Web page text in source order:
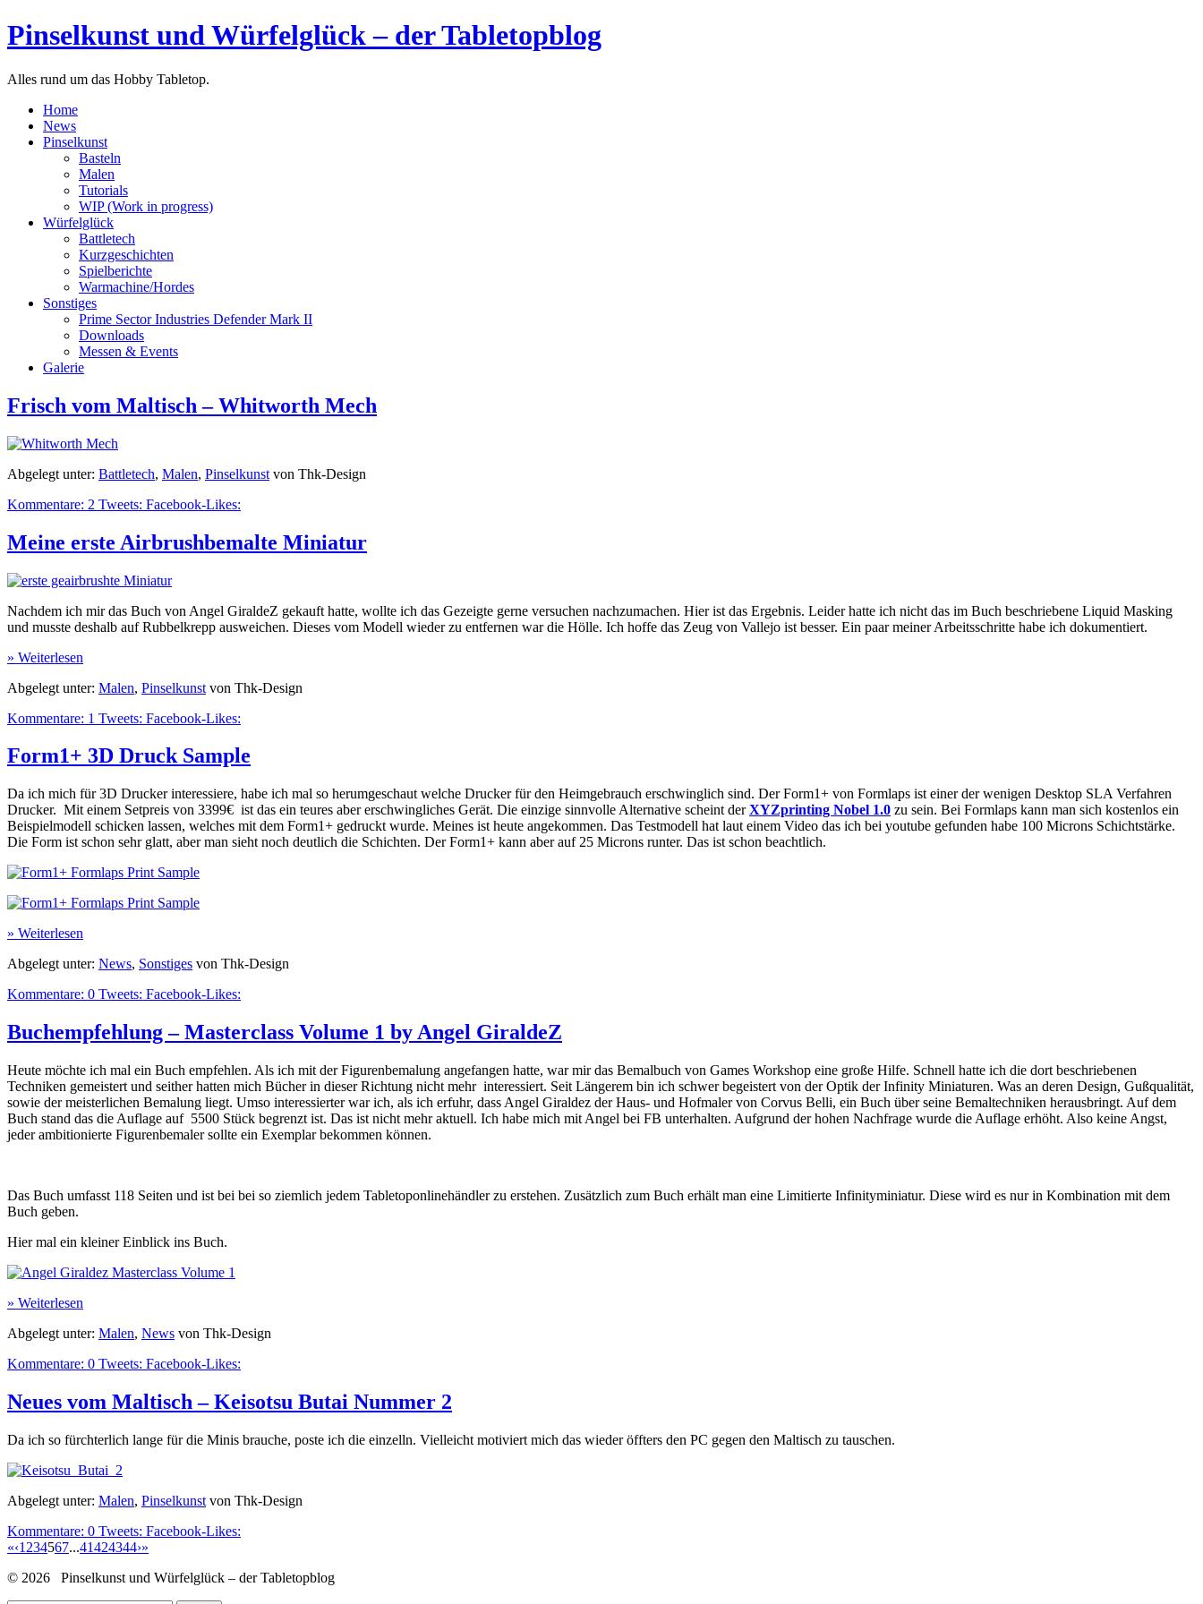
Pinselkunst und Würfelglück – der Tabletopblog
Alles rund um das Hobby Tabletop.
Home
News
Pinselkunst
Basteln
Malen
Tutorials
WIP (Work in progress)
Würfelglück
Battletech
Kurzgeschichten
Spielberichte
Warmachine/Hordes
Sonstiges
Prime Sector Industries Defender Mark II
Downloads
Messen & Events
Galerie
Frisch vom Maltisch – Whitworth Mech
Abgelegt unter: Battletech, Malen, Pinselkunst von Thk-Design
Kommentare: 2 Tweets: Facebook-Likes:
Meine erste Airbrushbemalte Miniatur
Nachdem ich mir das Buch von Angel GiraldeZ gekauft hatte, wollte ich das Gezeigte gerne versuchen nachzumachen. Hier ist das Ergebnis. Leider hatte ich nicht das im Buch beschriebene Liquid Masking
und musste deshalb auf Rubbelkrepp ausweichen. Dieses vom Modell wieder zu entfernen war die Hölle. Ich hoffe das Zeug von Vallejo ist besser. Ein paar meiner Arbeitsschritte habe ich dokumentiert.
» Weiterlesen
Abgelegt unter: Malen, Pinselkunst von Thk-Design
Kommentare: 1 Tweets: Facebook-Likes:
Form1+ 3D Druck Sample
Da ich mich für 3D Drucker interessiere, habe ich mal so herumgeschaut welche Drucker für den Heimgebrauch erschwinglich sind. Der Form1+ von Formlaps ist einer der wenigen Desktop SLA Verfahren
Drucker. Mit einem Setpreis von 3399€ ist das ein teures aber erschwingliches Gerät. Die einzige sinnvolle Alternative scheint derXYZprinting Nobel 1.0 zu sein. Bei Formlaps kann man sich kostenlos ein
Beispielmodell schicken lassen, welches mit dem Form1+ gedruckt wurde. Meines ist heute angekommen. Das Testmodell hat laut einem Video das ich bei youtube gefunden habe 100 Microns Schichtstärke.
Die Form ist schon sehr glatt, aber man sieht noch deutlich die Schichten. Der Form1+ kann aber auf 25 Microns runter. Das ist schon beachtlich.
» Weiterlesen
Abgelegt unter: News, Sonstiges von Thk-Design
Kommentare: 0 Tweets: Facebook-Likes:
Buchempfehlung – Masterclass Volume 1 by Angel GiraldeZ
Heute möchte ich mal ein Buch empfehlen. Als ich mit der Figurenbemalung angefangen hatte, war mir das Bemalbuch von Games Workshop eine große Hilfe. Schnell hatte ich die dort beschriebenen
Techniken gemeistert und seither hatten mich Bücher in dieser Richtung nicht mehr interessiert. Seit Längerem bin ich schwer begeistert von der Optik derInfinity Miniaturen. Was an deren Design, Gußqualität,
sowie der meisterlichen Bemalung liegt. Umso interessierter war ich, als ich erfuhr, dass Angel Giraldez der Haus- und Hofmaler von Corvus Belli, ein Buch über seine Bemaltechniken herausbringt. Auf dem
Buch stand das die Auflage auf 5500 Stück begrenzt ist. Das ist nicht mehr aktuell. Ich habe mich mit Angel bei FB unterhalten. Aufgrund der hohen Nachfrage wurde die Auflage erhöht. Also keine Angst,
jeder ambitionierte Figurenbemaler sollte ein Exemplar bekommen können.
Das Buch umfasst 118 Seiten und ist bei bei so ziemlich jedem Tabletoponlinehändler zu erstehen. Zusätzlich zum Buch erhält man eine Limitierte Infinityminiatur. Diese wird es nur in Kombination mit dem
Buch geben.
Hier mal ein kleiner Einblick ins Buch.
» Weiterlesen
Abgelegt unter: Malen, News von Thk-Design
Kommentare: 0 Tweets: Facebook-Likes:
Neues vom Maltisch – Keisotsu Butai Nummer 2
Da ich so fürchterlich lange für die Minis brauche, poste ich die einzelln. Vielleicht motiviert mich das wieder öffters den PC gegen den Maltisch zu tauschen.
Abgelegt unter: Malen, Pinselkunst von Thk-Design
Kommentare: 0 Tweets: Facebook-Likes:
«‹1 234567...41424344›»
© 2026 Pinselkunst und Würfelglück – der Tabletopblog